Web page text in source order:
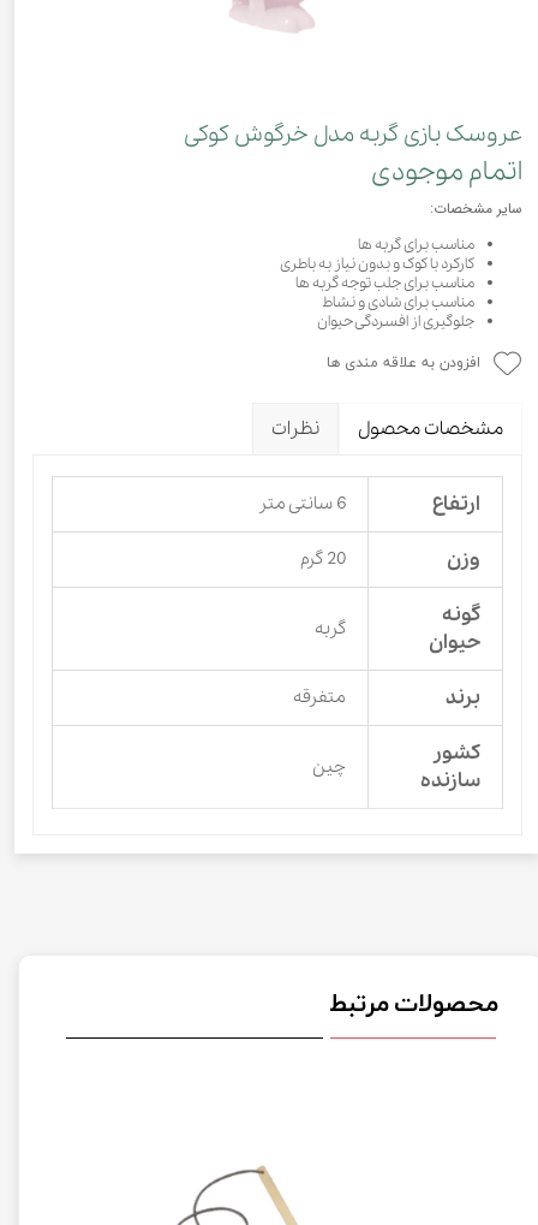
عروسک بازی گربه مدل خرگوش کوکی
اتمام موجودی
سایر مشخصات:
مناسب برای گربه ها
کارکرد با کوک و بدون نیاز به باطری
مناسب برای جلب توجه گربه ها
مناسب برای شادی و نشاط
جلوگیری از افسردگی حیوان
افزودن به علاقه مندی ها
مشخصات محصول نظرات
ارتفاع 6 سانتی متر
وزن 20 گرم
گونه
حیوان
گربه
برند متفرقه
کشور
سازنده
چین
محصولات مرتبط